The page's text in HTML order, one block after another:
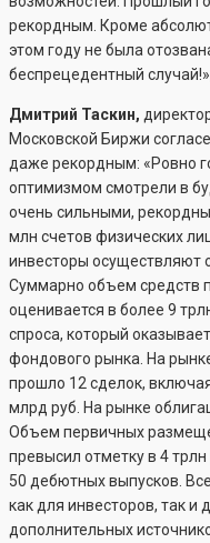
рекордным. Кроме
этом году не была
беспрецедентный
Дмитрий Таскин,
Московской Биржи
даже рекордным: «Ровно
оптимизмом смотрели в
очень сильными,
млн счетов физических
инвесторы осуществляют
Суммарно объем средств
оценивается в более 9
спроса, который
фондового рынка. На
прошло 12 сделок,
млрд руб. На рынке
Объем первичных
превысил отметку в 4
50 дебютных выпусков.
как для инвесторов, так и
дополнительных